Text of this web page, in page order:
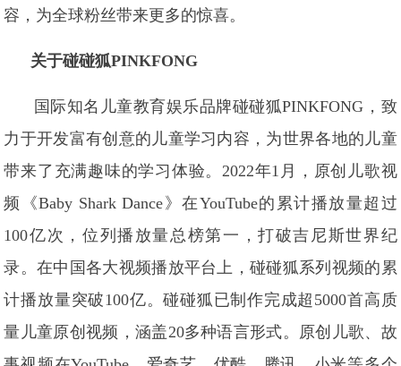
容，为全球粉丝带来更多的惊喜。
关于碰碰狐PINKFONG
国际知名儿童教育娱乐品牌碰碰狐PINKFONG，致
力于开发富有创意的儿童学习内容，为世界各地的儿童
带来了充满趣味的学习体验。2022年1月，原创儿歌视
频《Baby Shark Dance》在YouTube的累计播放量超过
100亿次，位列播放量总榜第一，打破吉尼斯世界纪
录。在中国各大视频播放平台上，碰碰狐系列视频的累
计播放量突破100亿。碰碰狐已制作完成超5000首高质
量儿童原创视频，涵盖20多种语言形式。原创儿歌、故